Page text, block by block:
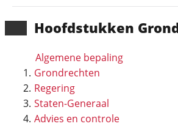
Hoofd­stukken
Algemene bepaling
Grondrechten
Regering
Staten-Generaal
Advies en controle